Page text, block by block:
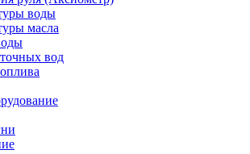
воды
масла
вод